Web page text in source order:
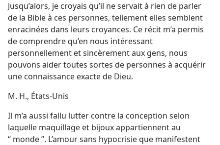
Jusqu’alors, je croyais qu’il ne servait à rien de parler
de la Bible à ces personnes, tellement elles semblent
enracinées dans leurs croyances. Ce récit m’a permis
de comprendre qu’en nous intéressant
personnellement et sincèrement aux gens, nous
pouvons aider toutes sortes de personnes à acquérir
une connaissance exacte de Dieu.
M. H., États-Unis
Il m’a aussi fallu lutter contre la conception selon
laquelle maquillage et bijoux appartiennent au
“ monde ”. L’amour sans hypocrisie que manifestent